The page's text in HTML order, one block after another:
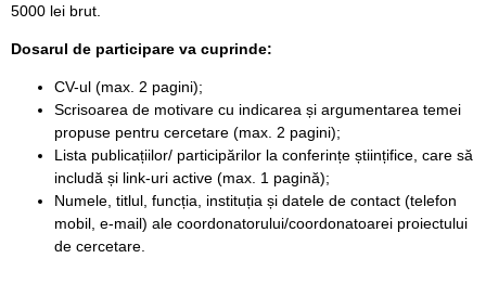
5000 lei brut.
Dosarul de participare va cuprinde:
CV-ul (max. 2 pagini);
Scrisoarea de motivare cu indicarea și argumentarea temei
propuse pentru cercetare (max. 2 pagini);
Lista publicațiilor/ participărilor la conferințe științifice, care să
includă și link-uri active (max. 1 pagină);
Numele, titlul, funcția, instituția și datele de contact (telefon
mobil, e-mail) ale coordonatorului/coordonatoarei proiectului
de cercetare.